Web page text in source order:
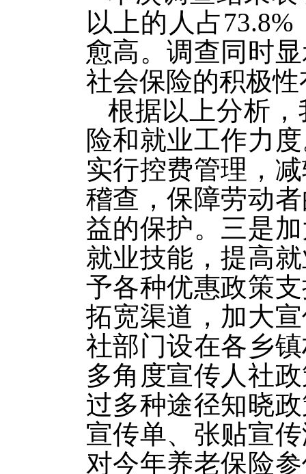
以上的人占
愈高。调查同时
社会保险的积极
根据以上分析
险和就业工作力
实行控费管理，
稽查，保障劳动
益的保护。三是
就业技能，提高
予各种优惠政策
拓宽渠道，加大
社部门设在各乡
多角度宣传人社
过多种途径知晓
宣传单、张贴宣
对今年养老保险